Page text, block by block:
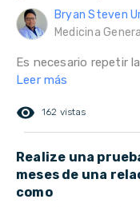
Bryan Steven
Medicina General
Es necesario repetir
Leer más
remove_red_eye 162 vistas
Realize una
meses de una
como